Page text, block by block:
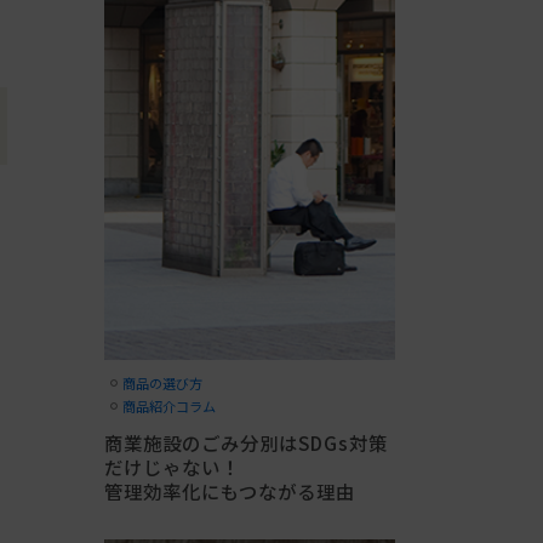
商品の選び方
商品紹介コラム
商業施設のごみ分別はSDGs対策
だけじゃない！
管理効率化にもつながる理由